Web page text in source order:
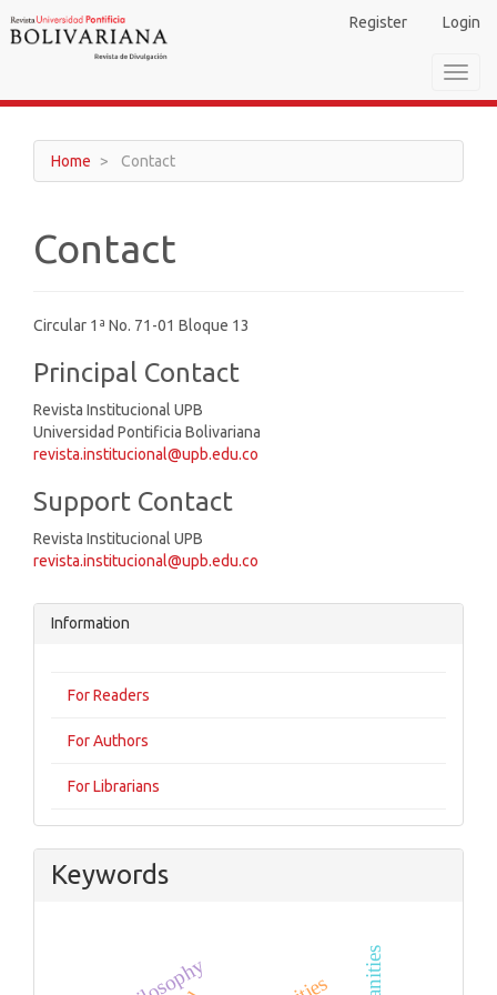
Navigation
Sidebar
Register Login
Home Contact
Contact
Circular 1ª No. 71-01 Bloque 13
Principal Contact
Revista Institucional UPB
Universidad Pontificia Bolivariana
revista.institucional@upb.edu.co
Support Contact
Revista Institucional UPB
revista.institucional@upb.edu.co
Information
For Readers
For Authors
For Librarians
Keywords